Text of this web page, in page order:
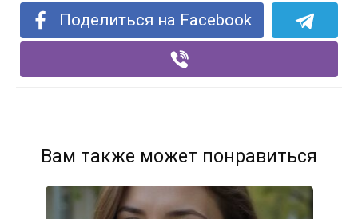
Поделиться на Facebook
Вам также может понравиться